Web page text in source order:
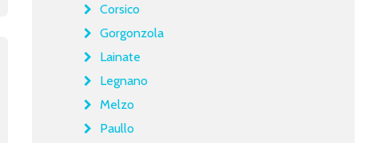
Corsico
Gorgonzola
Lainate
Legnano
Melzo
Paullo